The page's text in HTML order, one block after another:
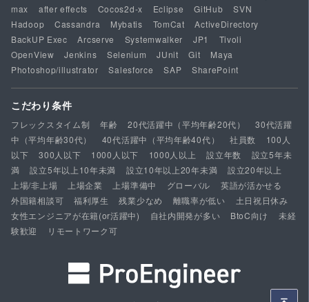
max
after effects Cocos2d-x Eclipse GitHub
SVN
Hadoop
Cassandra Mybatis TomCat
ActiveDirectory
BackUP Exec
Arcserve Systemwalker JP1
Tivoli
OpenView
Jenkins Selenium JUnit Git
Maya
Photoshop/illustrator
Salesforce SAP SharePoint
こだわり条件
フレックスタイム制 年齢 20代活躍中（平均年齢20代）
30代活躍
中（平均年齢30代）
40代活躍中（平均年齢40代） 社員数
100人
以下
300人以下 1000人以下 1000人以上 設立年数
設立5年未
満
設立5年以上10年未満 設立10年以上20年未満
設立20年以上
上場/非上場
上場企業 上場準備中 グローバル
英語が活かせる
外国籍相談可
福利厚生 残業少なめ 離職率が低い
土日祝日休み
女性エンジニアが在籍(or活躍中)
自社内開発が多い BtoC向け
未経
験歓迎
リモートワーク可